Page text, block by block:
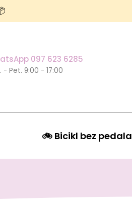
097 623 6285
- Pet. 9:00 - 17:00
🚲 Bicikl bez pedala